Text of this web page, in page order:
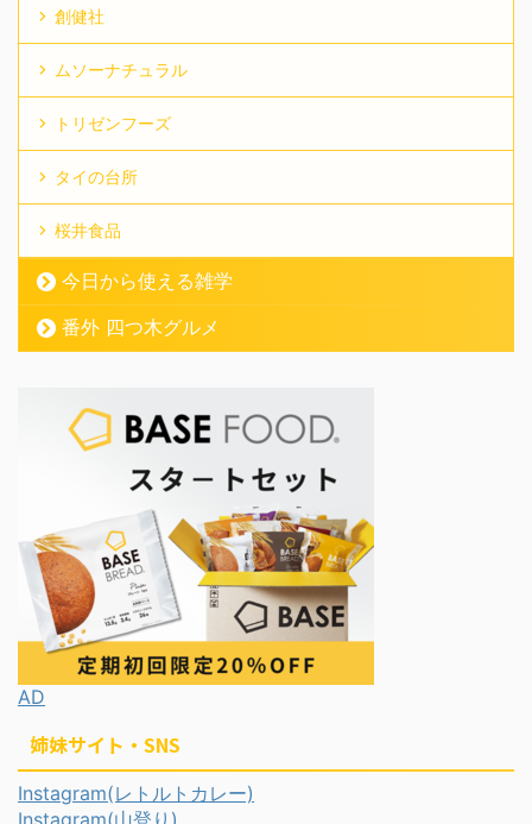
創健社
ムソーナチュラル
トリゼンフーズ
タイの台所
桜井食品
今日から使える雑学
番外 四つ木グルメ
AD
姉妹サイト・SNS
Instagram(レトルトカレー)